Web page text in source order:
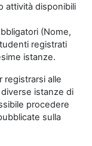
attività disponibili
(Nome,
registrati
istanze.
registrarsi alle
istanze di
procedere
sulla